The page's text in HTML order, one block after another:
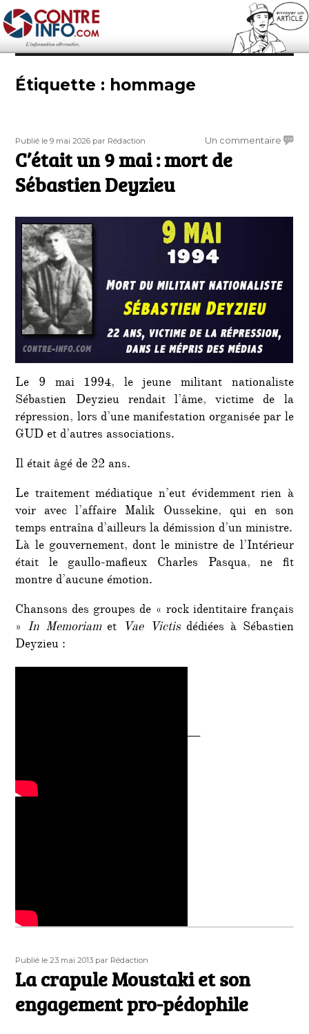
Contre-Info
Étiquette : hommage
Publié
le
Publié le 9 mai 2026 Auteur
par Rédaction Un commentairesur
C’était un 9 mai : mort de
Sébastien Deyzieu
Le 9 mai 1994, le jeune militant nationaliste
Sébastien Deyzieu rendait l’âme, victime de la
répression, lors d’une manifestation organisée par le
GUD et d’autres associations.
Il était âgé de 22 ans.
Le traitement médiatique n’eut évidemment rien à
voir avec l’affaire Malik Oussekine, qui en son
temps entraîna d’ailleurs la démission d’un ministre.
Là le gouvernement, dont le ministre de l’Intérieur
était le gaullo-mafieux Charles Pasqua, ne fit
montre d’aucune émotion.
Chansons des groupes de « rock identitaire français
» In Memoriamet Vae Victisdédiées à Sébastien
Deyzieu :
__
Publié
le
Publié le 23 mai 2013 Auteur
par Rédaction
La crapule Moustaki et son
engagement pro-pédophile